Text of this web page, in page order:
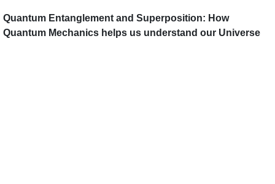
Quantum Entanglement and Superposition: How
Quantum Mechanics helps us understand our Universe